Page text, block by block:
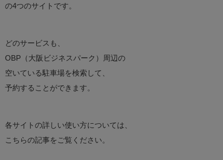
の4つのサイトです。
どのサービスも、
OBP（大阪ビジネスパーク）周辺の
空いている駐車場を検索して、
予約することができます。
各サイトの詳しい使い方については、
こちらの記事をご覧ください。